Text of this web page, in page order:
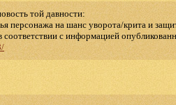
той давности:
персонажа на шанс уворота/крита и
с информацией